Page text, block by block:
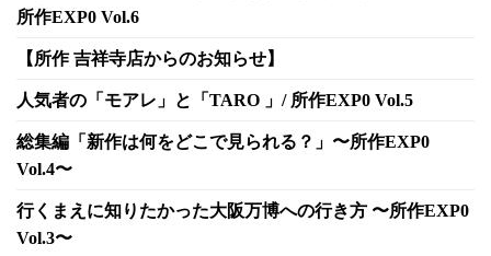
所作EXP0 Vol.6
【所作 吉祥寺店からのお知らせ】
人気者の「モアレ」と「TARO 」/ 所作EXP0 Vol.5
総集編「新作は何をどこで見られる？」〜所作EXP0
Vol.4〜
行くまえに知りたかった大阪万博への行き方 〜所作EXP0
Vol.3〜